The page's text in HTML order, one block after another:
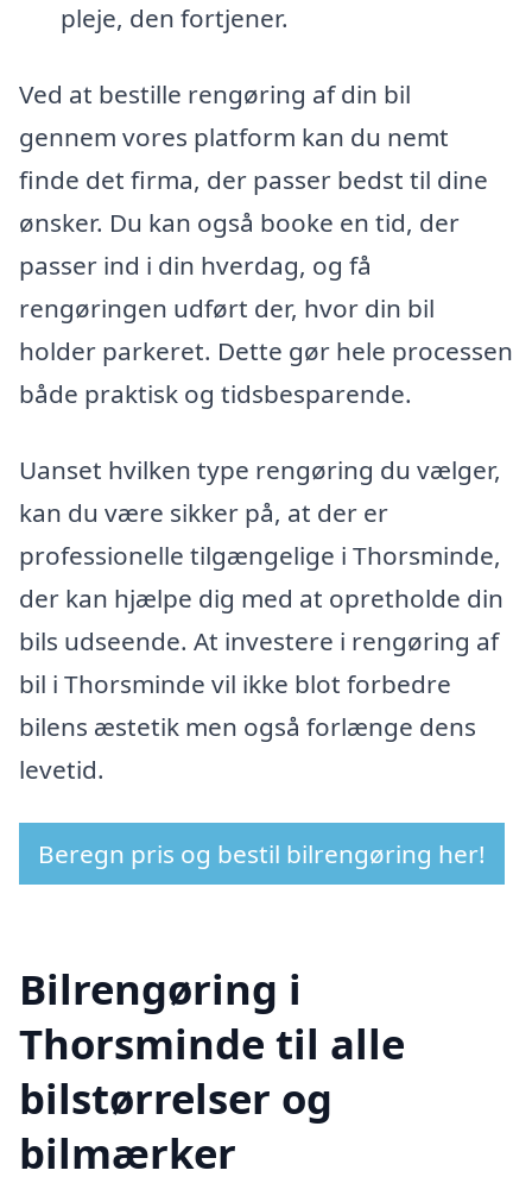
pleje, den fortjener.
Ved at bestille rengøring af din bil
gennem vores platform kan du nemt
finde det firma, der passer bedst til dine
ønsker. Du kan også booke en tid, der
passer ind i din hverdag, og få
rengøringen udført der, hvor din bil
holder parkeret. Dette gør hele processen
både praktisk og tidsbesparende.
Uanset hvilken type rengøring du vælger,
kan du være sikker på, at der er
professionelle tilgængelige i Thorsminde,
der kan hjælpe dig med at opretholde din
bils udseende. At investere i rengøring af
bil i Thorsminde vil ikke blot forbedre
bilens æstetik men også forlænge dens
levetid.
Beregn pris og bestil bilrengøring her!
Bilrengøring i
Thorsminde til alle
bilstørrelser og
bilmærker